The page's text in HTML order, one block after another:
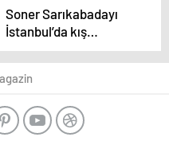
Soner Sarıkabadayı
İstanbul’da kış
sezonunu açtı.